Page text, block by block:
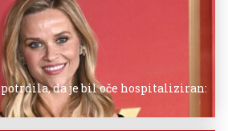
potrdila, da je bil oče hospitaliziran: